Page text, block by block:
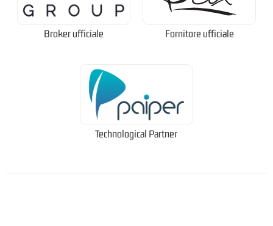
Broker ufficiale Fornitore ufficiale
Technological Partner